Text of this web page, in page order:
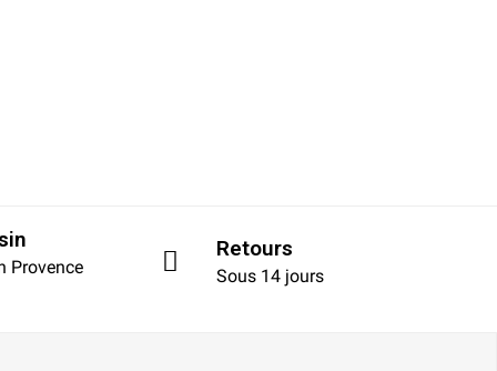
Provence
Retours
Sous 14 jours